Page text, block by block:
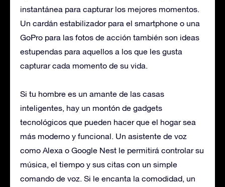
instantánea para capturar los mejores momentos.
Un cardán estabilizador para el smartphone o una
GoPro para las fotos de acción también son ideas
estupendas para aquellos a los que les gusta
capturar cada momento de su vida.
Si tu hombre es un amante de las casas
inteligentes, hay un montón de gadgets
tecnológicos que pueden hacer que el hogar sea
más moderno y funcional. Un asistente de voz
como Alexa o Google Nest le permitirá controlar su
música, el tiempo y sus citas con un simple
comando de voz. Si le encanta la comodidad, un